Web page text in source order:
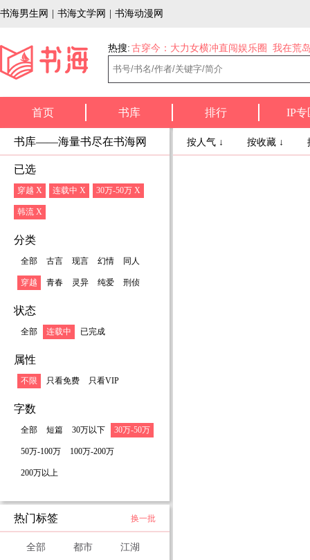
书海男生网 书海文学网 书海动漫网
热搜: 古穿今：大力女横冲直闯娱乐圈 我在荒
首页 书库 排行 IP专
书库——海量书尽在书海网
已选
穿越 X 连载中 X 30万-50万 X
韩流 X
分类
全部 古言 现言 幻情 同人
穿越 青春 灵异 纯爱 刑侦
状态
全部 连载中 已完成
属性
不限 只看免费 只看VIP
字数
全部 短篇 30万以下 30万-50万
50万-100万 100万-200万
200万以上
热门标签 换一批
全部 都市 江湖
按人气 ↓ 按收藏 ↓